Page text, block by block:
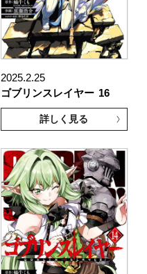
2025.2.25
ゴブリンスレイヤー 16
詳しく見る